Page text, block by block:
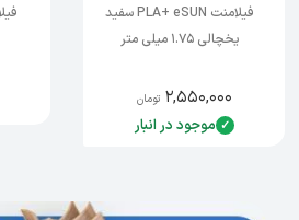
فیلامنت PVA محلول در آب
eSUN
ناموجود